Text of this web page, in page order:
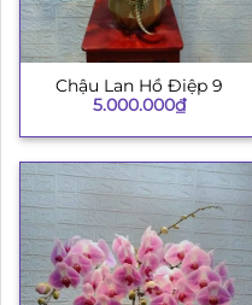
Chậu Lan Hồ Điệp 9
5.000.000₫